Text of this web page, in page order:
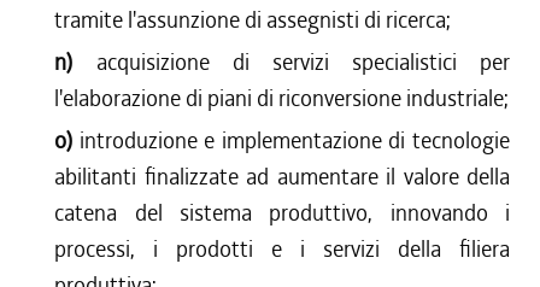
tramite l'assunzione di assegnisti di ricerca;
n) acquisizione di servizi specialistici per
l'elaborazione di piani di riconversione industriale;
o) introduzione e implementazione di tecnologie
abilitanti finalizzate ad aumentare il valore della
catena del sistema produttivo, innovando i
processi, i prodotti e i servizi della filiera